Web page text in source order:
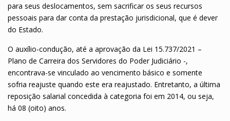
para seus deslocamentos, sem sacrificar os seus recursos
pessoais para dar conta da prestação jurisdicional, que é dever
do Estado.
O auxílio-condução, até a aprovação da Lei 15.737/2021 –
Plano de Carreira dos Servidores do Poder Judiciário -,
encontrava-se vinculado ao vencimento básico e somente
sofria reajuste quando este era reajustado. Entretanto, a última
reposição salarial concedida à categoria foi em 2014, ou seja,
há 08 (oito) anos.